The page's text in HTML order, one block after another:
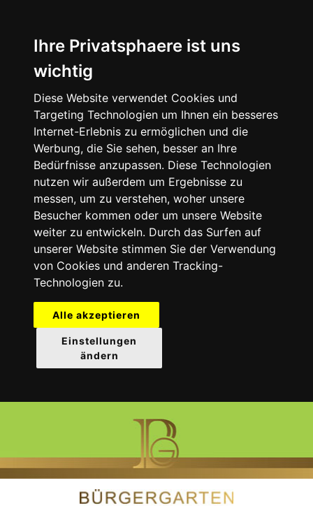
Ihre Privatsphaere ist uns
wichtig
Diese Website verwendet Cookies und
Targeting Technologien um Ihnen ein besseres
Internet-Erlebnis zu ermöglichen und die
Werbung, die Sie sehen, besser an Ihre
Bedürfnisse anzupassen. Diese Technologien
nutzen wir außerdem um Ergebnisse zu
messen, um zu verstehen, woher unsere
Besucher kommen oder um unsere Website
weiter zu entwickeln. Durch das Surfen auf
unserer Website stimmen Sie der Verwendung
von Cookies und anderen Tracking-
Technologien zu.
Alle akzeptieren
Einstellungen
ändern
Getränke
Räumlichkeiten
Feierlichkeiten
Termine
Historie
Über
Impressionen
Jobs
Kontakt
Anfahrt